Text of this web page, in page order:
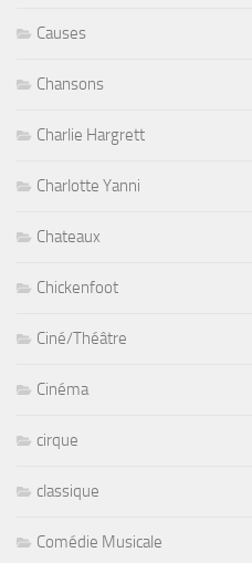
Causes
Chansons
Charlie Hargrett
Charlotte Yanni
Chateaux
Chickenfoot
Ciné/Théâtre
Cinéma
cirque
classique
Comédie Musicale